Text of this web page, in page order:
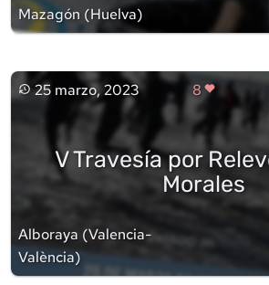
Mazagón (Huelva)
25 marzo, 2023 8
V Travesía por
Morales
Alboraya (Valencia-
València)